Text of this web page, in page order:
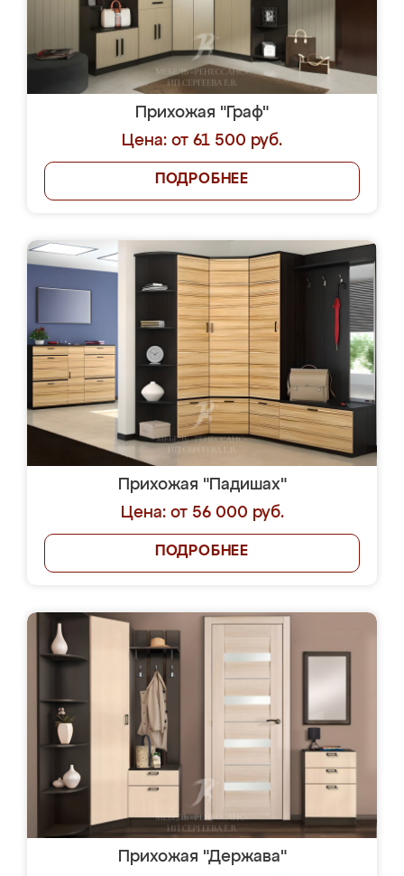
Прихожая "Граф"
Цена: от 61 500 руб.
ПОДРОБНЕЕ
Прихожая "Падишах"
Цена: от 56 000 руб.
ПОДРОБНЕЕ
Прихожая "Держава"